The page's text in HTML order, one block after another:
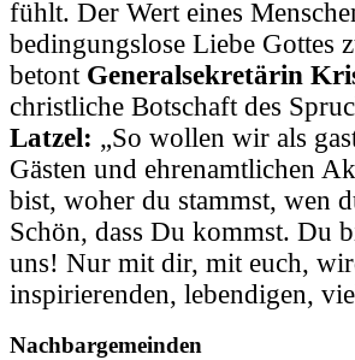
fühlt. Der Wert eines
bedingungslose Liebe Gottes
betont Generalsekretärin
christliche Botschaft des
Latzel: „So wollen wir als
Gästen und ehrenamtlichen
bist, woher du stammst, wen
Schön, dass Du kommst. Du
uns! Nur mit dir, mit euch,
inspirierenden, lebendigen,
Nachbargemeinden